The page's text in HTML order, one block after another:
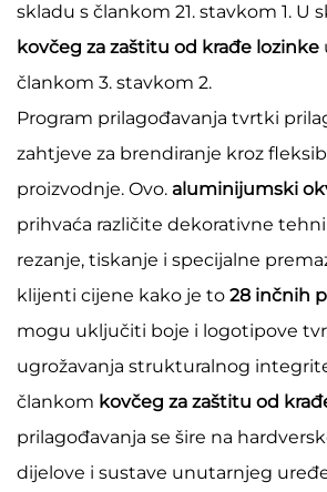
skladu s člankom 21. stavkom 1. U
kovčeg za zaštitu od krađe lozinke
člankom 3. stavkom 2.
Program prilagođavanja tvrtki
zahtjeve za brendiranje kroz
proizvodnje. Ovo. aluminijumski
prihvaća različite dekorativne
rezanje, tiskanje i specijalne
klijenti cijene kako je to 28 inčnih
mogu uključiti boje i logotipove
ugrožavanja strukturalnog
člankom kovčeg za zaštitu od
prilagođavanja se šire na
dijelove i sustave unutarnjeg